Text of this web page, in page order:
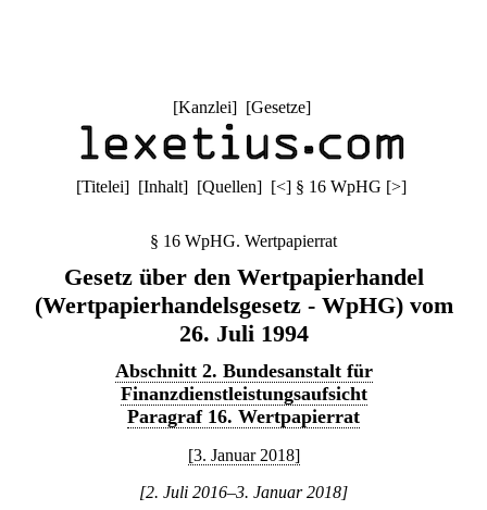
[Kanzlei] [Gesetze]
[Titelei] [Inhalt] [Quellen] [<] § 16 WpHG [>]
§ 16 WpHG. Wertpapierrat
Gesetz über den Wertpapierhandel
(Wertpapierhandelsgesetz - WpHG) vom
26. Juli 1994
Abschnitt 2. Bundesanstalt für
Finanzdienstleistungsaufsicht
Paragraf 16. Wertpapierrat
[3. Januar 2018]
[2. Juli 2016–3. Januar 2018]